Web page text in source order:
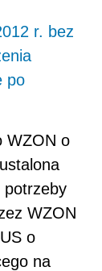
r. bez
po
WZON o
potrzeby
WZON
o
na